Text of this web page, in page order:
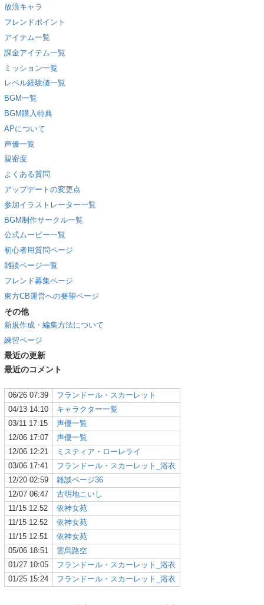
放浪キャラ
フレンドポイント
アイテム一覧
課金アイテム一覧
ミッション一覧
レベル経験値一覧
BGM一覧
BGM購入特典
APについて
声優一覧
親密度
よくある質問
アップデートの変更点
参加イラストレーター一覧
BGM制作サークル一覧
公式ムービー一覧
初心者用質問ページ
雑談ページ一覧
フレンド募集ページ
東方CB運営への要望ページ
その他
新規作成・編集方法について
練習ページ
最近の更新
最近のコメント
06/26 07:39
フランドール・スカーレット
04/13 14:10
キャラクター一覧
03/11 17:15
声優一覧
12/06 17:07
声優一覧
12/06 12:21
ミスティア・ローレライ
03/06 17:41
フランドール・スカーレット_浴衣
12/20 02:59
雑談ページ36
12/07 06:47
古明地こいし
11/15 12:52
依神女苑
11/15 12:52
依神女苑
11/15 12:51
依神女苑
05/06 18:51
霊烏路空
01/27 10:05
フランドール・スカーレット_浴衣
01/25 15:24
フランドール・スカーレット_浴衣